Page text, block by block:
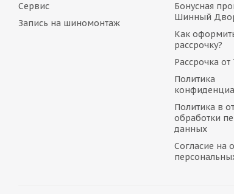
Сервис
Запись на шиномонтаж
Бонусная
Шинный
Как
рассрочку?
Рассрочка
Политика
Политика в
обработки
данных
Согласие на